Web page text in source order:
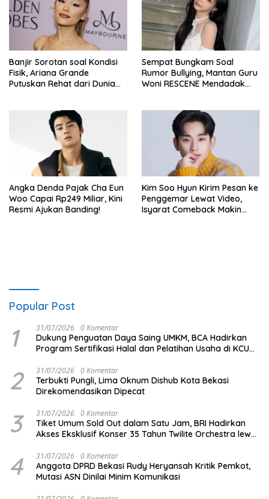
Banjir Sorotan soal Kondisi
Fisik, Ariana Grande
Putuskan Rehat dari Dunia
Sempat Bungkam Soal
Rumor Bullying, Mantan Guru
Woni RESCENE Mendadak
Angka Denda Pajak Cha Eun
Woo Capai Rp249 Miliar, Kini
Resmi Ajukan Banding!
Kim Soo Hyun Kirim Pesan ke
Penggemar Lewat Video,
Isyarat Comeback Makin
Popular Post
1 31/07/2026 0 Komentar
Dukung Penguatan Daya Saing UMKM, BCA Hadirkan
Program Sertifikasi Halal dan Pelatihan Usaha di KCU
2 31/07/2026 0 Komentar
Terbukti Pungli, Lima Oknum Dishub Kota Bekasi
Direkomendasikan Dipecat
3 31/07/2026 0 Komentar
Tiket Umum Sold Out dalam Satu Jam, BRI Hadirkan
Akses Eksklusif Konser 35 Tahun Twilite Orchestra lewat
4 31/07/2026 0 Komentar
Anggota DPRD Bekasi Rudy Heryansah Kritik Pemkot,
Mutasi ASN Dinilai Minim Komunikasi